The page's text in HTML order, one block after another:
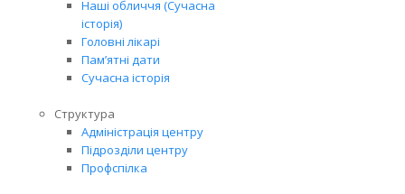
Наші обличчя (Сучасна
історія)
Головні лікарі
Пам’ятні дати
Сучасна історія
Структура
Адміністрація центру
Підрозділи центру
Профспілка